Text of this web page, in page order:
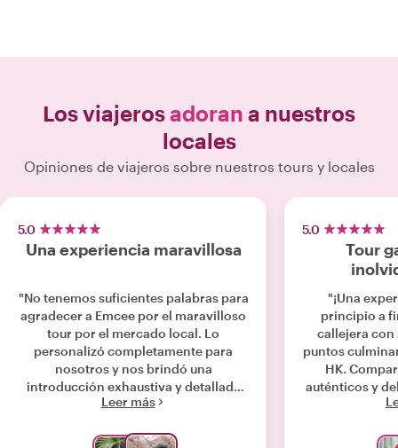
Los viajerosadoran a nuestros
locales
Opiniones de viajeros sobre nuestros tours y locales
5.0
Una experiencia maravillosa
"No tenemos suficientes palabras para
agradecer a Emcee por el maravilloso
tour por el mercado local. Lo
personalizó completamente para
nosotros y nos brindó una
introducción exhaustiva y detallada
sobre el ambiente de los mercados,
gastronómicas durante todo el
Leer más
5.0
Tour
"¡Una
principio a
callejera con
puntos
HK.
auténticos y
ofrecía
Como un